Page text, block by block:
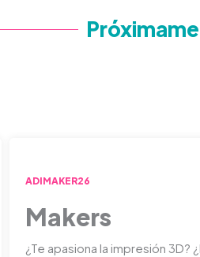
ADIMAKER26
Makers
¿Te apasiona la impresión 3D?